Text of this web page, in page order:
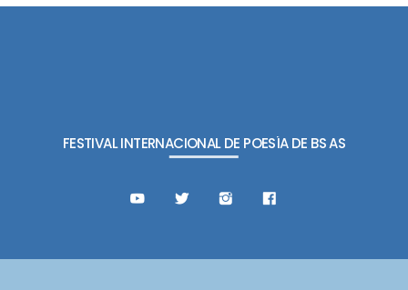
FESTIVAL INTERNACIONAL DE POESÍA DE BS AS